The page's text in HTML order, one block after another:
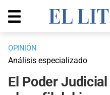
OPINIÓN
Análisis especializado
El Poder